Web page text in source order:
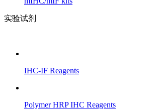
实验试剂
IHC-IF Reagents
Polymer HRP IHC Reagents